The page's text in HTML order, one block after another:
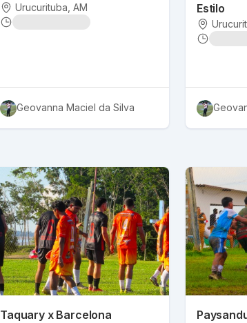
Urucurituba , AM
Geovanna Maciel da Silva
Estilo
Taquary x Barcelona